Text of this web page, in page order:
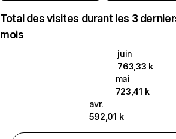
Total des visites durant les 3
mois
juin
763,33 k
mai
723,41 k
avr.
592,01 k